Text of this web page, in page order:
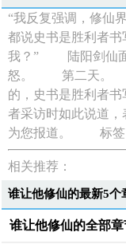
“我反复强调，修仙
都说史书是胜利者
我？” 陆阳剑仙面
怒。 第二天。 “
的，史书是胜利者
者采访时如此说道
为您报道。 标签
相关推荐：
谁让他修仙的最新5个
谁让他修仙的全部